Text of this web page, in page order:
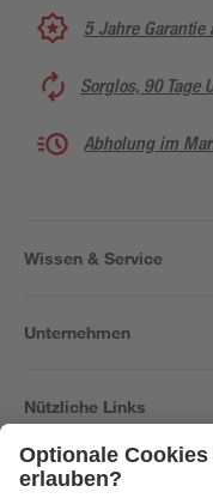
5 Jahre Garantie
Sorglos, 90 Tage
Abholung im
Wissen & Service
Unternehmen
Nützliche Links